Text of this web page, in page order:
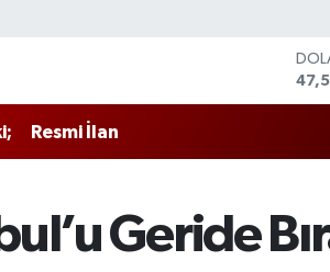
Resmi İlan
Geride